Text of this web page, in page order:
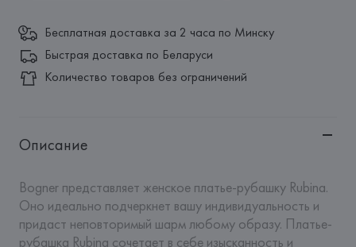
Бесплатная доставка за 2 часа по Минску
Быстрая доставка по Беларуси
Количество товаров без ограничений
Описание
Bogner представляет женское платье-рубашку Rubina.
Оно идеально подчеркнет вашу индивидуальность и
придаст неповторимый шарм любому образу. Платье-
рубашка Rubina сочетает в себе изысканность и